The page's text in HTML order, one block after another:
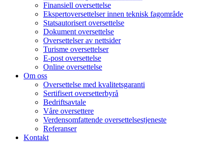
Finansiell oversettelse
Ekspertoversettelser innen teknisk fagområde
Statsautorisert oversettelse
Dokument oversettelse
Oversettelser av nettsider
Turisme oversettelser
E-post oversettelse
Online oversettelse
Om oss
Oversettelse med kvalitetsgaranti
Sertifisert oversetterbyrå
Bedriftsavtale
Våre oversettere
Verdensomfattende oversettelsestjeneste
Referanser
Kontakt